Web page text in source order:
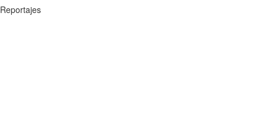
Reportajes